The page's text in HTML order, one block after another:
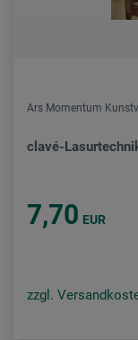
Ars Momentum
clavé-
7,70 EUR
zzgl.